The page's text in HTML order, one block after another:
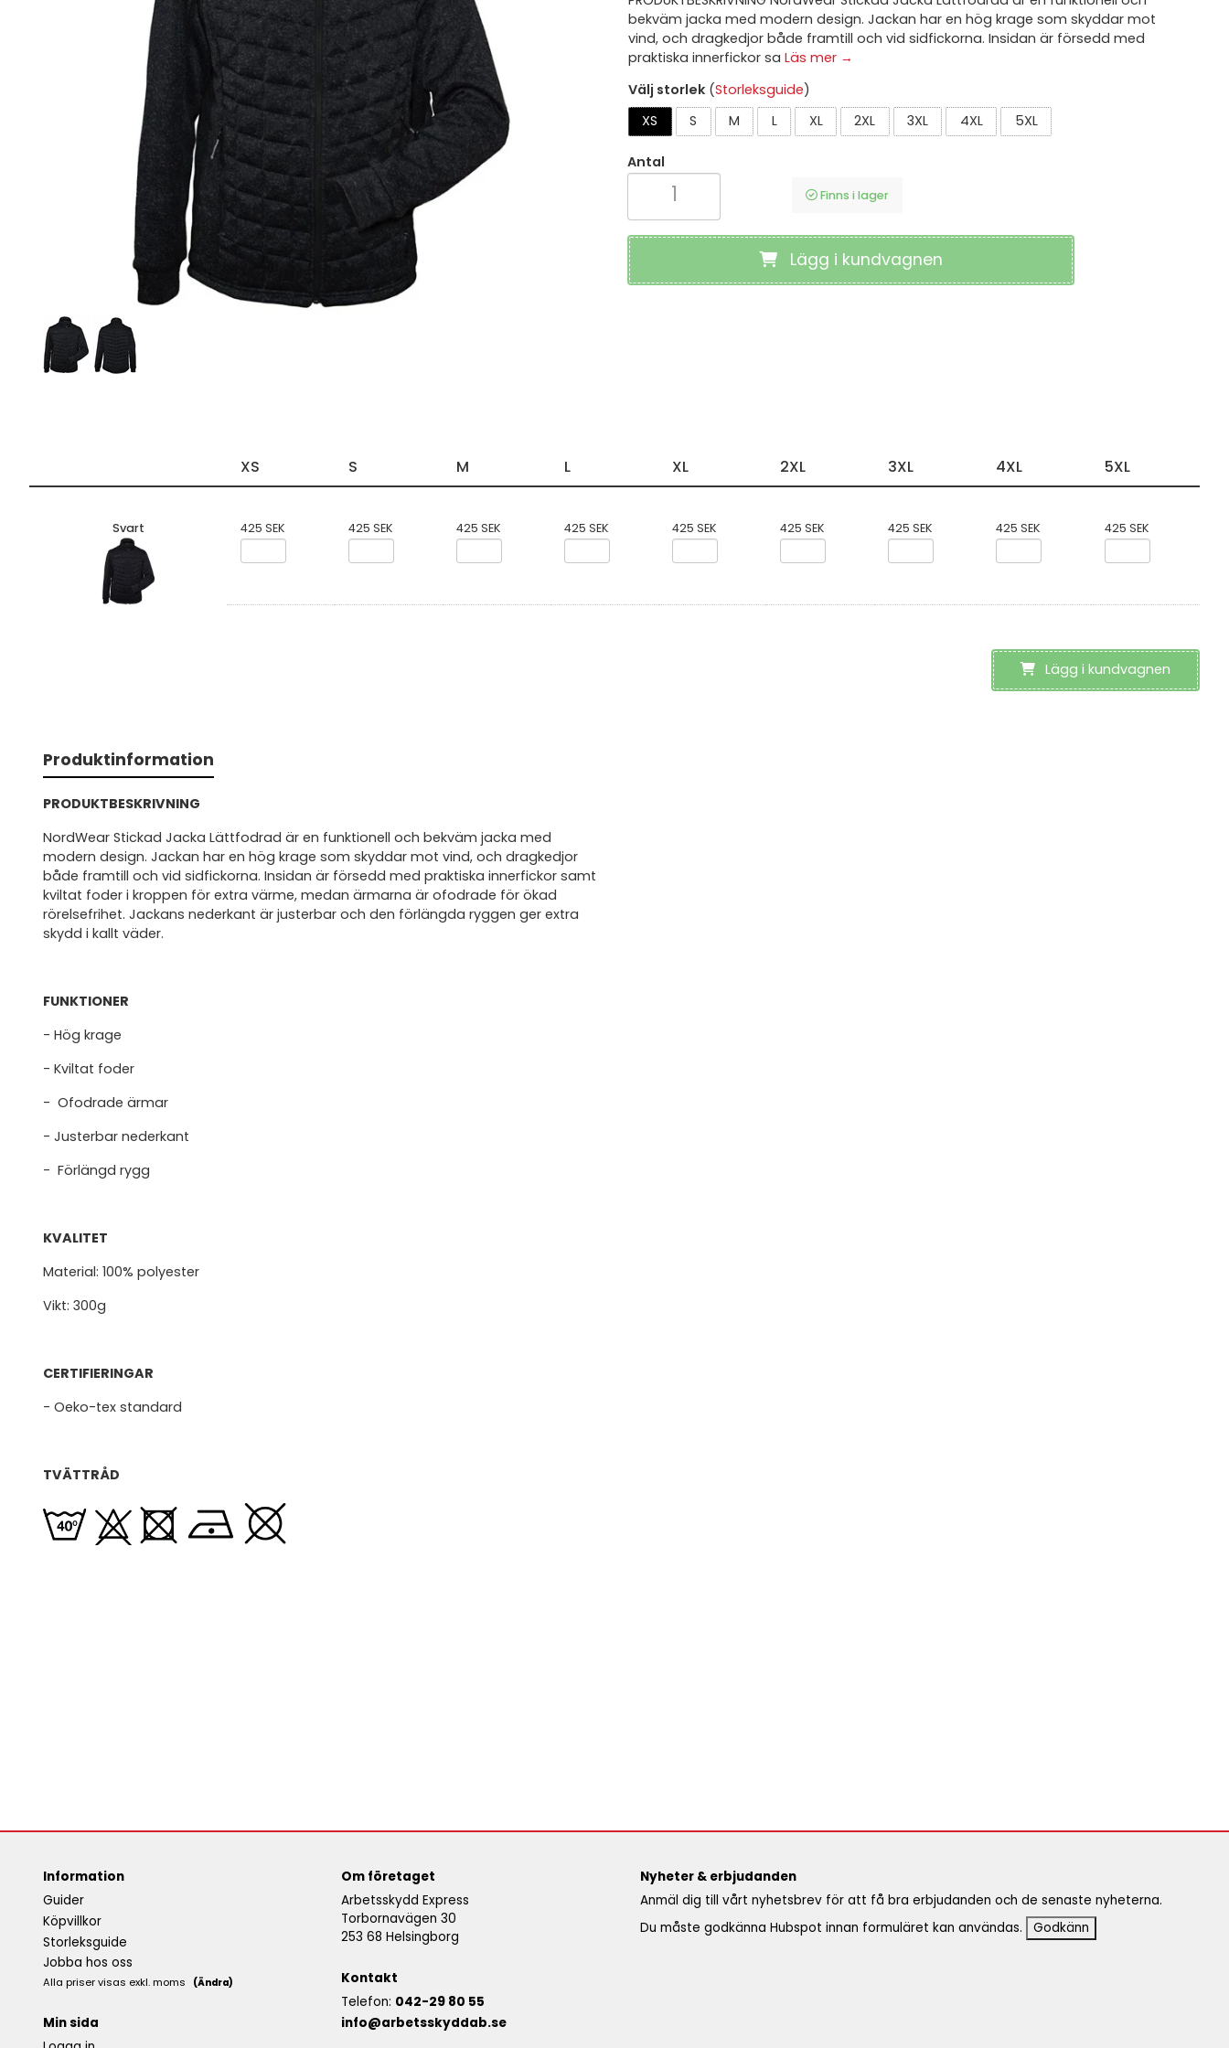
Se alla produkter
FÖRHÖJD SYNBARHET
SKYDDSUTRUSTNING
Hjälmar & Tillbehör
Hörselskydd
Skyddsglasögon
Skyddsmasker
Fallskydd
Första hjälpen
HANDSKAR
Montagehandskar
Textilhandskar
Doppadehandskar
Skärskyddshandskar
Vinterhandskar
Vibrationshandskar
Skyddskängor
Skyddsstövlar
Skyddstofflor
Vård & Köksskor
Sportskor
Metatarsal Skyddssko
Knivar & Säkerhetsknivar
Verktyg
ECO PRODUKTER
ECO Arbetskläder
bekväm jacka med modern design. Jackan har en hög krage som skyddar mot
vind, och dragkedjor både framtill och vid sidfickorna. Insidan är försedd med
praktiska innerfickor sa Läs mer →
Välj storlek (Storleksguide)
XS
S M L XL 2XL 3XL 4XL 5XL
Antal
Finns i lager
Lägg i kundvagnen
XS S M L XL 2XL 3XL 4XL 5XL
Svart 425 SEK 425 SEK 425 SEK 425 SEK 425 SEK 425 SEK 425 SEK 425 SEK 425 SEK
Lägg i kundvagnen
Produktinformation
PRODUKTBESKRIVNING
NordWear Stickad Jacka Lättfodrad är en funktionell och bekväm jacka med
modern design. Jackan har en hög krage som skyddar mot vind, och dragkedjor
både framtill och vid sidfickorna. Insidan är försedd med praktiska innerfickor samt
kviltat foder i kroppen för extra värme, medan ärmarna är ofodrade för ökad
rörelsefrihet. Jackans nederkant är justerbar och den förlängda ryggen ger extra
skydd i kallt väder.
FUNKTIONER
- Hög krage
- Kviltat foder
- Ofodrade ärmar
- Justerbar nederkant
- Förlängd rygg
KVALITET
Material: 100% polyester
Vikt: 300g
CERTIFIERINGAR
- Oeko-tex standard
TVÄTTRÅD
Information
Guider
Köpvillkor
Storleksguide
Jobba hos oss
Alla priser visas exkl. moms (Ändra)
Min sida
Om företaget
Arbetsskydd Express
Torbornavägen 30
253 68 Helsingborg
Kontakt
Telefon: 042-29 80 55
info@arbetsskyddab.se
Nyheter & erbjudanden
Anmäl dig till vårt nyhetsbrev för att få bra erbjudanden och de senaste nyheterna.
Du måste godkänna Hubspot innan formuläret kan användas.
Godkänn